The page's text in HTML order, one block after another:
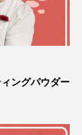
ングパウダー